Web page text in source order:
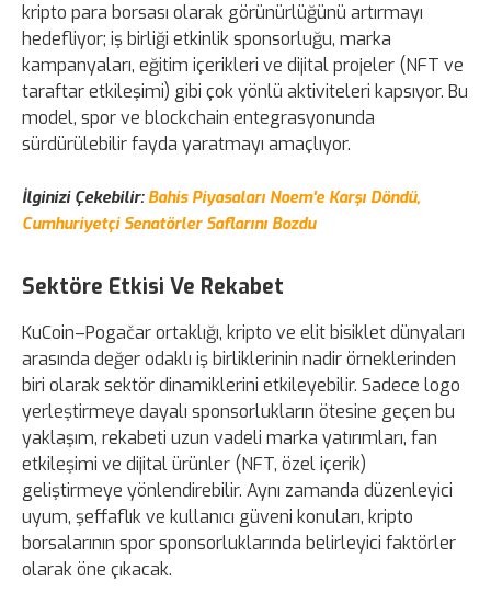
kripto para borsası olarak görünürlüğünü artırmayı
hedefliyor; iş birliği etkinlik sponsorluğu, marka
kampanyaları, eğitim içerikleri ve dijital projeler (NFT ve
taraftar etkileşimi) gibi çok yönlü aktiviteleri kapsıyor. Bu
model, spor ve blockchain entegrasyonunda
sürdürülebilir fayda yaratmayı amaçlıyor.
İlginizi Çekebilir: Bahis Piyasaları Noem'e Karşı Döndü,
Cumhuriyetçi Senatörler Saflarını Bozdu
Sektöre Etkisi Ve Rekabet
KuCoin–Pogačar ortaklığı, kripto ve elit bisiklet dünyaları
arasında değer odaklı iş birliklerinin nadir örneklerinden
biri olarak sektör dinamiklerini etkileyebilir. Sadece logo
yerleştirmeye dayalı sponsorlukların ötesine geçen bu
yaklaşım, rekabeti uzun vadeli marka yatırımları, fan
etkileşimi ve dijital ürünler (NFT, özel içerik)
geliştirmeye yönlendirebilir. Aynı zamanda düzenleyici
uyum, şeffaflık ve kullanıcı güveni konuları, kripto
borsalarının spor sponsorluklarında belirleyici faktörler
olarak öne çıkacak.